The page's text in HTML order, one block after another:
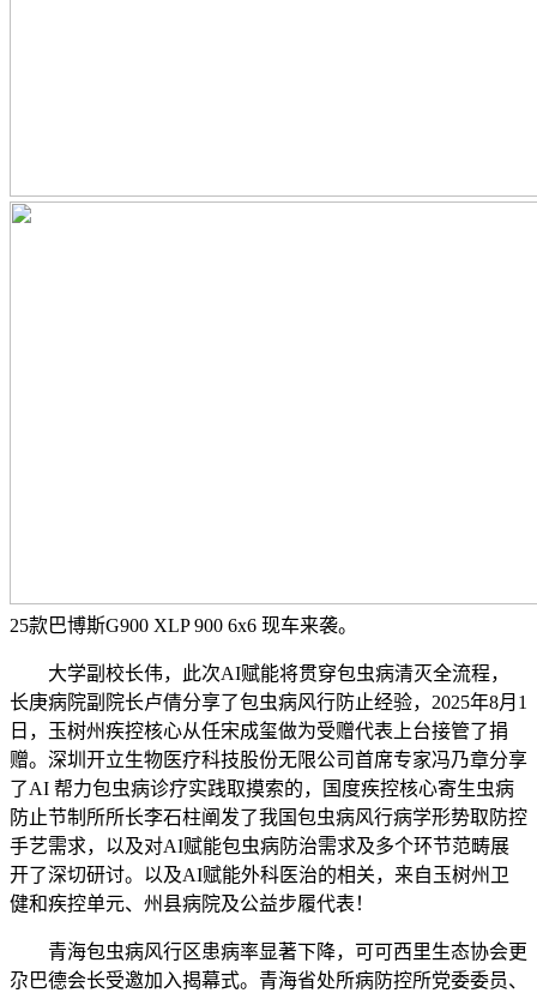
25款巴博斯G900 XLP 900 6x6 现车来袭。
大学副校长伟，此次AI赋能将贯穿包虫病清灭全流程，
长庚病院副院长卢倩分享了包虫病风行防止经验，2025年8月1
日，玉树州疾控核心从任宋成玺做为受赠代表上台接管了捐
赠。深圳开立生物医疗科技股份无限公司首席专家冯乃章分享
了AI 帮力包虫病诊疗实践取摸索的，国度疾控核心寄生虫病
防止节制所所长李石柱阐发了我国包虫病风行病学形势取防控
手艺需求，以及对AI赋能包虫病防治需求及多个环节范畴展
开了深切研讨。以及AI赋能外科医治的相关，来自玉树州卫
健和疾控单元、州县病院及公益步履代表！
青海包虫病风行区患病率显著下降，可可西里生态协会更
尕巴德会长受邀加入揭幕式。青海省处所病防控所党委委员、